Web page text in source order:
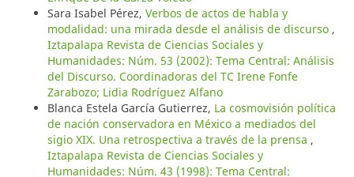
Sara Isabel Pérez, Verbos de actos de habla y
modalidad: una mirada desde el análisis de discurso ,
Iztapalapa Revista de Ciencias Sociales y
Humanidades: Núm. 53 (2002): Tema Central: Análisis
del Discurso. Coordinadoras del TC Irene Fonfe
Zarabozo; Lidia Rodríguez Alfano
Blanca Estela García Gutierrez, La cosmovisión política
de nación conservadora en México a mediados del
sigio XIX. Una retrospectiva a través de la prensa ,
Iztapalapa Revista de Ciencias Sociales y
Humanidades: Núm. 43 (1998): Tema Central: